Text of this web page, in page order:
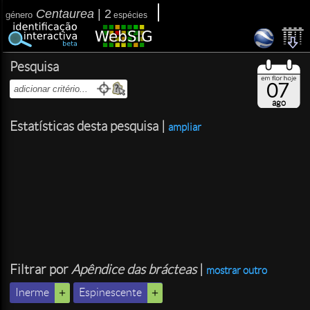
género Centaurea 2 espécies
Pesquisa
Estatísticas desta pesquisa | ampliar
Filtrar porApêndice das brácteas|
mostrar outro
Inerme
Espinescente
07
ago